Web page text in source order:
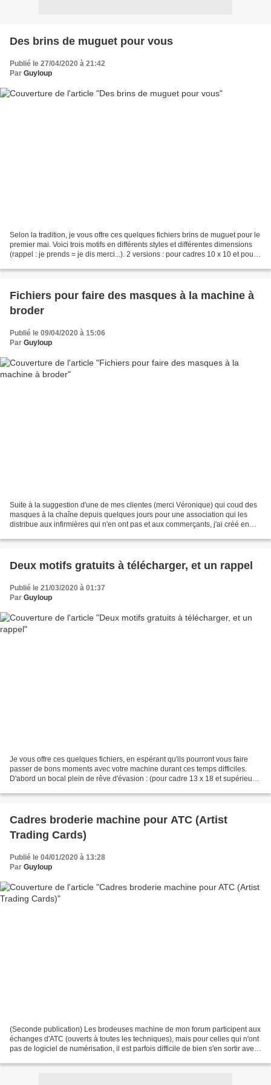
Des brins de muguet pour vous
Publié le 27/04/2020 à 21:42
Par Guyloup
Selon la tradition, je vous offre ces quelques fichiers brins de muguet pour le
premier mai. Voici trois motifs en différents styles et différentes dimensions
(rappel : je prends = je dis merci...). 2 versions : pour cadres 10 x 10 et pour
Fichiers pour faire des masques à la machine à
broder
Publié le 09/04/2020 à 15:06
Par Guyloup
Suite à la suggestion d'une de mes clientes (merci Véronique) qui coud des
masques à la chaîne depuis quelques jours pour une association qui les
distribue aux infirmières qui n'en ont pas et aux commerçants, j'ai créé en
Deux motifs gratuits à télécharger, et un rappel
Publié le 21/03/2020 à 01:37
Par Guyloup
Je vous offre ces quelques fichiers, en espérant qu'ils pourront vous faire
passer de bons moments avec votre machine durant ces temps difficiles.
D'abord un bocal plein de rêve d'évasion : (pour cadre 13 x 18 et supérieur)
Cadres broderie machine pour ATC (Artist
Trading Cards)
Publié le 04/01/2020 à 13:28
Par Guyloup
(Seconde publication) Les brodeuses machine de mon forum participent aux
échanges d'ATC (ouverts à toutes les techniques), mais pour celles qui n'ont
pas de logiciel de numérisation, il est parfois difficile de bien s'en sortir avec